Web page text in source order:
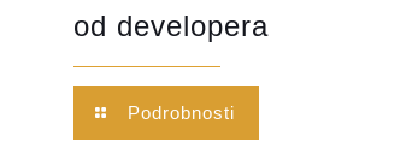
od developera
Podrobnosti